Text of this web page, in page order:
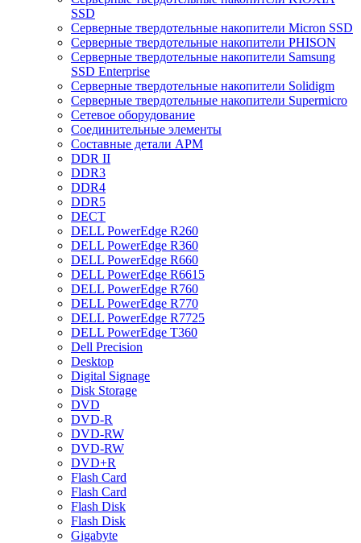
SSD
Cерверные твердотельные накопители Micron SSD
Cерверные твердотельные накопители PHISON
Cерверные твердотельные накопители Samsung
SSD Enterprise
Cерверные твердотельные накопители Solidigm
Cерверные твердотельные накопители Supermicro
Cетевое оборудование
Cоединительные элементы
Cоставные детали АРМ
DDR II
DDR3
DDR4
DDR5
DECT
DELL PowerEdge R260
DELL PowerEdge R360
DELL PowerEdge R660
DELL PowerEdge R6615
DELL PowerEdge R760
DELL PowerEdge R770
DELL PowerEdge R7725
DELL PowerEdge T360
Dell Precision
Desktop
Digital Signage
Disk Storage
DVD
DVD-R
DVD-RW
DVD-RW
DVD+R
Flash Card
Flash Card
Flash Disk
Flash Disk
Gigabyte